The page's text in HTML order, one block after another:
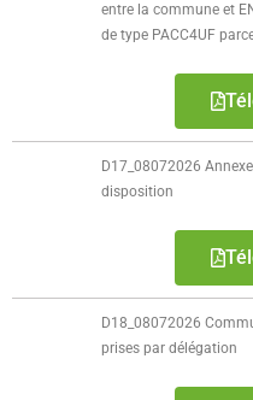
entre la commune et
de type PACC4UF
D17_08072026
disposition
D18_08072026
prises par délégation